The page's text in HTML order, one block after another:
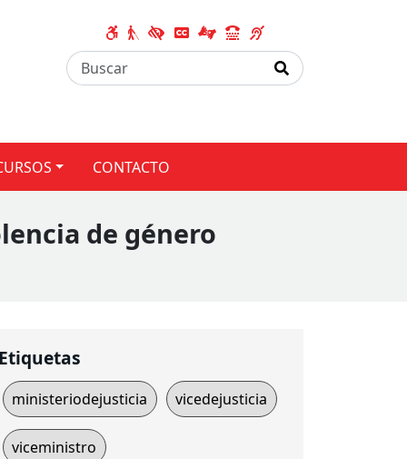
CONTACTO
de género
Etiquetas
ministeriodejusticia vicedejusticia
viceministro